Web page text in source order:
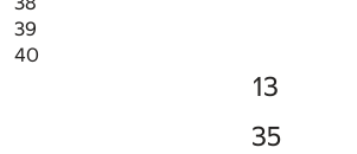
39
40
13
35